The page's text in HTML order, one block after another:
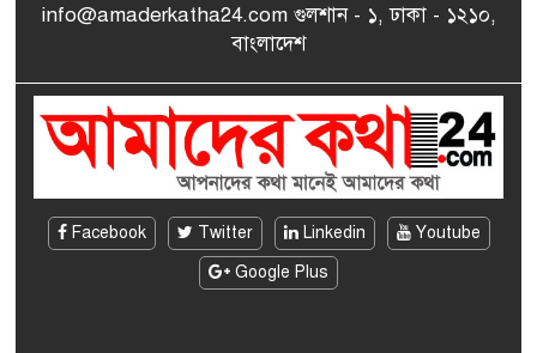
এমপি মমতাজ আলোকে
জেলা প্রবাসী এসোসিয়েশন’
বেদে সম্প্রদায় নিয়ে প্যারিসে
তথ্য-চলচ্চিত্র “ভাসমান জীবন”
info@amaderkatha24.com গুলশান - ১, ঢাকা - ১২১০,
বাংলাদেশ
Facebook Twitter Linkedin
Youtube
Google Plus